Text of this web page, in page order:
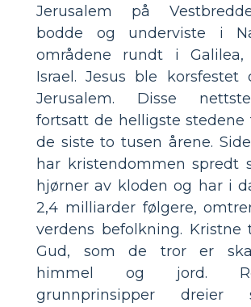
Jerusalem på
bodde og underviste i
områdene rundt i
Israel. Jesus ble korsfestet
Jerusalem. Disse
fortsatt de helligste stedene
de siste to tusen årene.
har kristendommen spredt
hjørner av kloden og har i
2,4 milliarder følgere,
verdens befolkning. Kristne
Gud, som de tror er
himmel og jord.
grunnprinsipper